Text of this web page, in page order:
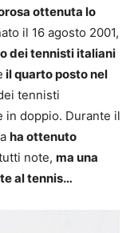
ottenuta lo
il 16 agosto 2001,
dei tennisti italiani
il quarto posto nel
tennisti
in doppio. Durante il
ha ottenuto
note, ma una
al tennis…